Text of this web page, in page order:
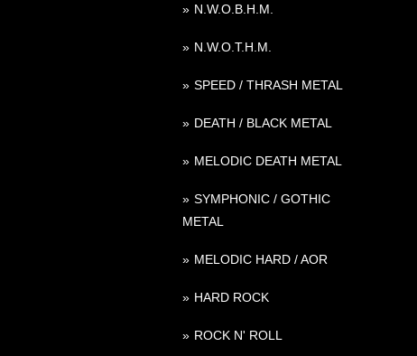
N.W.O.B.H.M.
N.W.O.T.H.M.
SPEED / THRASH METAL
DEATH / BLACK METAL
MELODIC DEATH METAL
SYMPHONIC / GOTHIC
METAL
MELODIC HARD / AOR
HARD ROCK
ROCK N' ROLL